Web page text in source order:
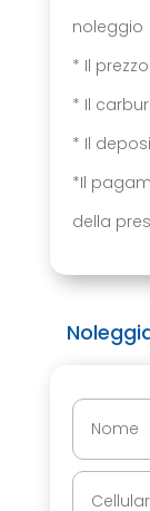
noleggio
* Il
* Il
* Il
*Il
della